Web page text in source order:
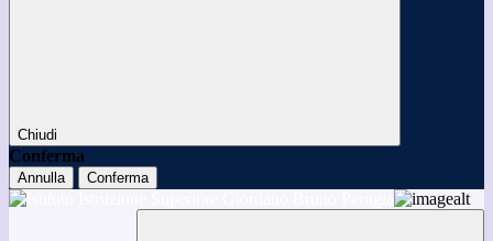
Chiudi
Conferma
Annulla Conferma